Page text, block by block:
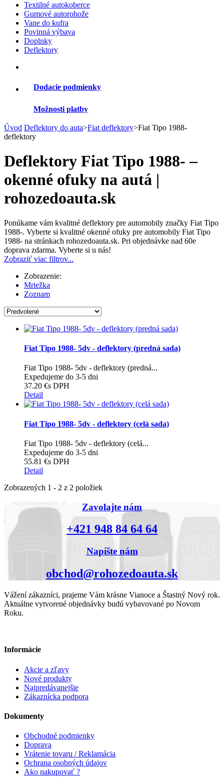
Textilné autokoberce
Gumové autorohože
Vane do kufra
Povinná výbava
Doplnky
Deflektory
Dodacie podmienky
Možnosti platby
Úvod Deflektory do auta>Fiat deflektory>Fiat Tipo 1988-
deflektory
Deflektory Fiat Tipo 1988- –
okenné ofuky na autá |
rohozedoauta.sk
Ponúkame vám kvalitné deflektory pre automobily značky Fiat Tipo
1988-. Vyberte si kvalitné okenné ofuky pre automobily Fiat Tipo
1988- na stránkach rohozedoauta.sk. Pri objednávke nad 60e
doprava zdarma. Vyberte si u nás!
Zobraziť viac filtrov...
Zobrazenie:
Mriežka
Zoznam
Fiat Tipo 1988- 5dv - deflektory (predná sada)
Fiat Tipo 1988- 5dv - deflektory (predná...
Expedujeme do 3-5 dni
37.20 €s DPH
Detail
Fiat Tipo 1988- 5dv - deflektory (celá sada)
Fiat Tipo 1988- 5dv - deflektory (celá...
Expedujeme do 3-5 dni
55.81 €s DPH
Detail
Zobrazených 1 - 2 z 2 položiek
Zavolajte nám
+421 948 84 64 64
Napíšte nám
obchod@rohozedoauta.sk
Vážení zákazníci, prajeme Vám krásne Vianoce a Štastný Nový rok.
Aktuálne vytvorené objednávky budú vybavované po Novom
Roku.
Informácie
Akcie a zľavy
Nové produkty
Najpredávanejšie
Zákaznícka podpora
Dokumenty
Obchodné podmienky
Doprava
Vrátenie tovaru / Reklamácia
Ochrana osobných údajov
Ako nakupovať ?